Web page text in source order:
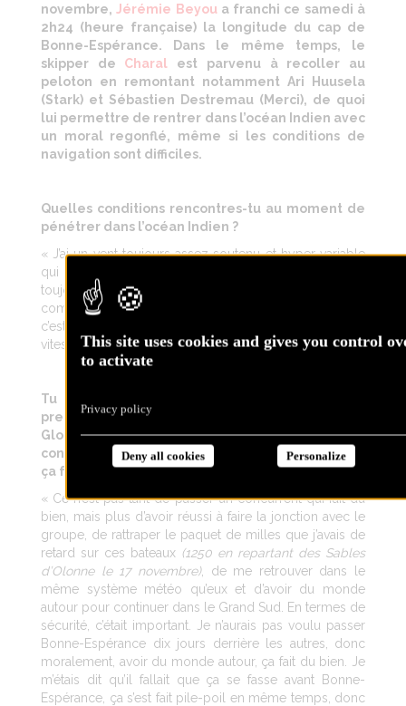
novembre,Jérémie Beyou a franchi ce samedi à
2h24 (heure française) la longitude du cap de
Bonne-Espérance. Dans le même temps, le
skipper de Charal est parvenu à recoller au
peloton en remontant notamment Ari Huusela
(Stark) et Sébastien Destremau (Merci), de quoi
lui permettre de rentrer dans l’océan Indien avec
un moral regonflé, même si les conditions de
navigation sont difficiles.
Quelles conditions rencontres-tu au moment de
pénétrer dans l’océan Indien ?
« J’ai un vent toujours assez soutenu et hyper variable
qui se balade vraiment en force et en direction, j’ai
toujours entre 15 et 32 nœuds, du coup, la mer est
complètement cisaillée, ce n’est pas la guerre, mais
c’est très dur de stabiliser le bateau et de trouver une
vitesse constante, ce n’est pas très confort. »
Tu as passé la longitude de Bonne-Espérance,
premier des trois caps mythiques du Vendée
Globe, en même temps que tes premiers
concurrents, Ari Huusela et Sébastien Destremau,
ça fait du bien moralement ?
« Ce n’est pas tant de passer un concurrent qui fait du
bien, mais plus d’avoir réussi à faire la jonction avec le
groupe, de rattraper le paquet de milles que j’avais de
retard sur ces bateaux (1250 en repartant des Sables
d’Olonne le 17 novembre), de me retrouver dans le
même système météo qu’eux et d’avoir du monde
autour pour continuer dans le Grand Sud. En termes de
sécurité, c’était important. Je n’aurais pas voulu passer
Bonne-Espérance dix jours derrière les autres, donc
moralement, avoir du monde autour, ça fait du bien. Je
m’étais dit qu’il fallait que ça se fasse avant Bonne-
Espérance, ça s’est fait pile-poil en même temps, donc
This site uses cookies and gives you control
to activate
Deny all cookies Personalize
Privacy policy